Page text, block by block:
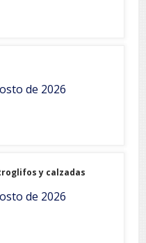
de 2026
y calzadas
de 2026